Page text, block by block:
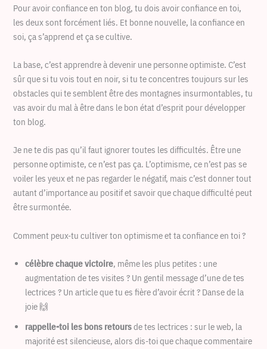
Pour avoir confiance en ton blog, tu dois avoir confiance en toi,
les deux sont forcément liés. Et bonne nouvelle, la confiance en
soi, ça s’apprend et ça se cultive.
La base, c’est apprendre à devenir une personne optimiste. C’est
sûr que si tu vois tout en noir, si tu te concentres toujours sur les
obstacles qui te semblent être des montagnes insurmontables, tu
vas avoir du mal à être dans le bon état d’esprit pour développer
ton blog.
Je ne te dis pas qu’il faut ignorer toutes les difficultés. Être une
personne optimiste, ce n’est pas ça. L’optimisme, ce n’est pas se
voiler les yeux et ne pas regarder le négatif, mais c’est donner tout
autant d’importance au positif et savoir que chaque difficulté peut
être surmontée.
Comment peux-tu cultiver ton optimisme et ta confiance en toi ?
célèbre chaque victoire, même les plus petites : une
augmentation de tes visites ? Un gentil message d’une de tes
lectrices ? Un article que tu es fière d’avoir écrit ? Danse de la
joie 🙌
rappelle-toi les bons retoursde tes lectrices : sur le web, la
majorité est silencieuse, alors dis-toi que chaque commentaire